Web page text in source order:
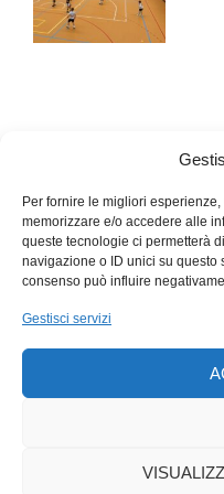
Per fornire le migliori
memorizzare e/o accedere alle
queste tecnologie ci permetterà
navigazione o ID unici su questo
consenso può influire
Gestisci servizi